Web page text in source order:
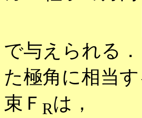
で与えられる
た極角に相当
束Ｆ Rは，